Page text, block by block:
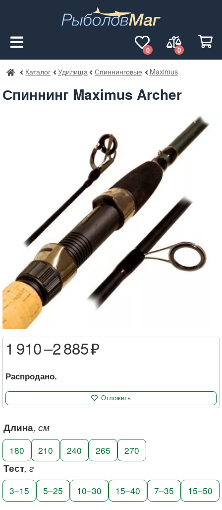
0
0
РыболовМаг
Каталог Удилища Спиннинговые Maximus
Спиннинг Maximus Archer
Длина, см
180 210 240 265 270
Тест, г
3–15 5–25 10–30 15–40 7–35 15–50
1 910 –2 885
Распродано.
Отложить